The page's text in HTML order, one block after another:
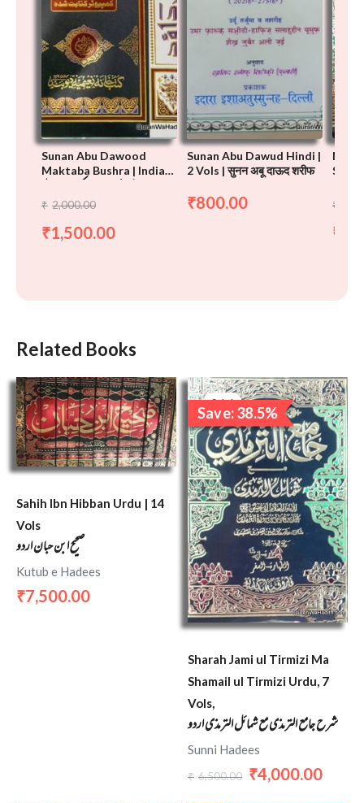
Sunan Abu Dawood
Maktaba Bushra | Indian
₹ 2,000.00
₹1,500.00
Sunan Abu Dawud Hindi |
2 Vols | सुनन अबू दाऊद शरीफ
₹800.00
داود
₹
₹
Related Books
Sahih Ibn Hibban Urdu | 14
Vols
صحيح ابن حبان اردو
Kutub e Hadees
₹7,500.00
Save: 38.5%
Sale!
Sharah Jami ul Tirmizi Ma
Shamail ul Tirmizi Urdu, 7
Vols,
شرح جامع الترمذی مع شمائل الترمذی اردو
Sunni Hadees
₹ 6,500.00
Original
price
was:
₹6,500.00.
₹4,000.00
price
is: